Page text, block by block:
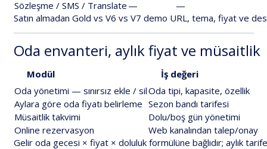
Sözleşme / SMS / Translate —
—
Satın almadan Gold vs V6 vs V7 demo URL, tema, fiyat ve
Oda envanteri, aylıkfiyat ve müsaitlik
Modül İş değeri
Oda yönetimi — sınırsız ekle / silOda tipi, kapasite, özellik
Aylara göre oda fiyatı belirleme Sezon bandı tarifesi
Müsaitlik takvimi Dolu/boş gün yönetimi
Online rezervasyon Web kanalından talep/onay
Gelir oda gecesi × fiyat × doluluk formülüne bağlıdır; aylık tarife